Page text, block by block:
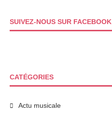
SUIVEZ-NOUS SUR FACEBOOK
CATÉGORIES
Actu musicale